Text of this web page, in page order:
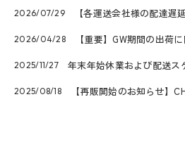
2026/07/29 【各運送会社様の配達遅
2026/04/28 【重要】GW期間の出荷
2025/11/27
年末年始休業および配送ス
2025/08/18
【再販開始のお知らせ】